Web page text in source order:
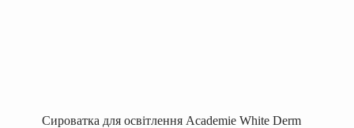
Сироватка для освітлення Academie White Derm